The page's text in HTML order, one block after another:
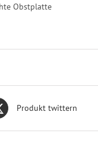
Obstplatte
Produkt twittern